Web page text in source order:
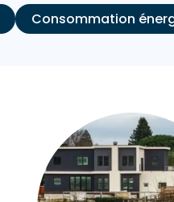
Consommation